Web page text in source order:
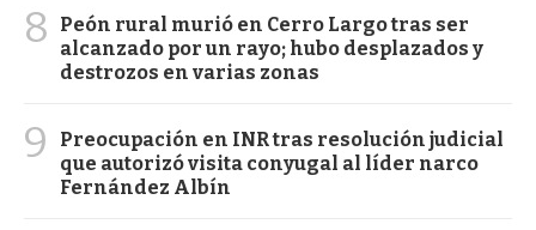
8
Peón rural murió en Cerro Largo tras ser
alcanzado por un rayo; hubo desplazados y
destrozos en varias zonas
9
Preocupación en INR tras resolución judicial
que autorizó visita conyugal al líder narco
Fernández Albín